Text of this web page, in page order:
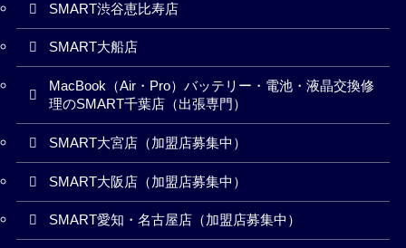
SMART渋谷恵比寿店
SMART大船店
MacBook（Air・Pro）バッテリー・電池・液晶交換修
理のSMART千葉店（出張専門）
SMART大宮店（加盟店募集中）
SMART大阪店（加盟店募集中）
SMART愛知・名古屋店（加盟店募集中）